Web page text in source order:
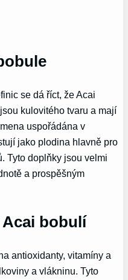
se dá říct, že Acai
kulovitého tvaru a mají
uspořádána v
jako plodina hlavně pro
Tyto doplňky jsou velmi
a prospěšným
bobulí
antioxidanty, vitamíny a
a vlákninu. Tyto